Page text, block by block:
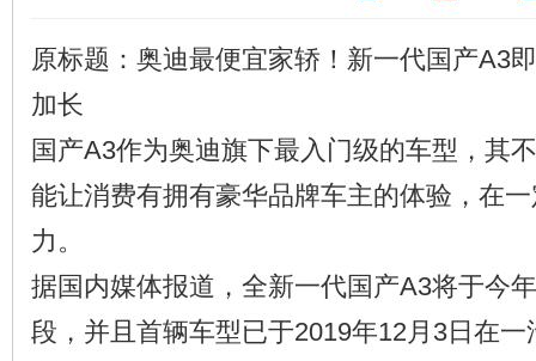
原标题：奥迪最便宜家轿！新一代国产A3
加长
国产A3作为奥迪旗下最入门级的车型，其
能让消费有拥有豪华品牌车主的体验，在
力。
据国内媒体报道，全新一代国产A3将于今
段，并且首辆车型已于2019年12月3日在